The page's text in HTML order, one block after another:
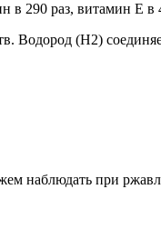
290 раз, витамин Е в
Водород (H2)
наблюдать при